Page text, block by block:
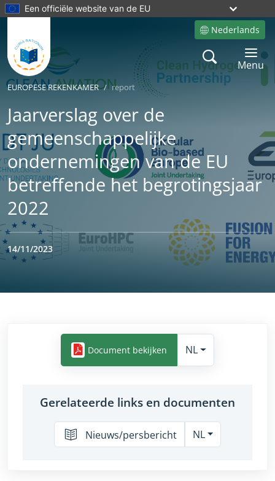
Een officiële website van de EU
Nederlands
Site language
Search
Toggle
Menu
EUROPESE REKENKAMER report
Jaarverslag over de
gemeenschappelijke
ondernemingen van de EU
betreffende het begrotingsjaar
2022
14/11/2023
Document bekijken NL
Gerelateerde links en documenten
Nieuws/persbericht NL